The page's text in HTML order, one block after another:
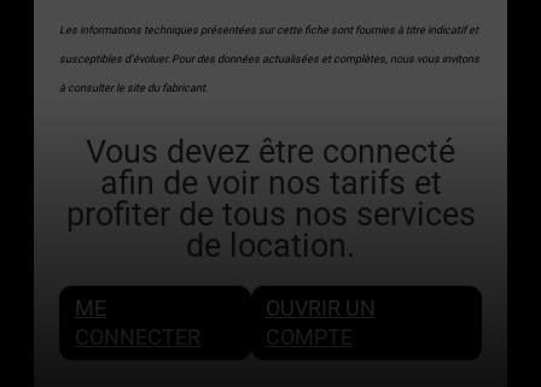
Les informations techniques présentées sur cette fiche sont fournies à titre indicatif et
susceptibles d’évoluer. Pour des données actualisées et complètes, nous vous invitons
à consulter le site du fabricant.
Vous devez être connecté
afin de voir nos tarifs et
profiter de tous nos services
de location.
ME
CONNECTER
OUVRIR UN
COMPTE